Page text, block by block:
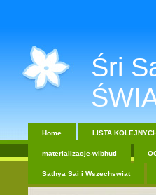
Śri
Home LISTA
materializacje-wibhuti
Sathya Sai i Wszechswiat